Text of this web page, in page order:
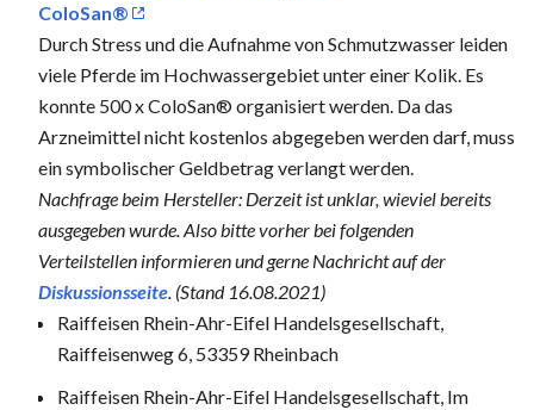
ColoSan®
Durch Stress und die Aufnahme von Schmutzwasser leiden
viele Pferde im Hochwassergebiet unter einer Kolik. Es
konnte 500 x ColoSan® organisiert werden. Da das
Arzneimittel nicht kostenlos abgegeben werden darf, muss
ein symbolischer Geldbetrag verlangt werden.
Nachfrage beim Hersteller: Derzeit ist unklar, wieviel bereits
ausgegeben wurde. Also bitte vorher bei folgenden
Verteilstellen informieren und gerne Nachricht auf der
Diskussionsseite. (Stand 16.08.2021)
Raiffeisen Rhein-Ahr-Eifel Handelsgesellschaft,
Raiffeisenweg 6, 53359 Rheinbach
Raiffeisen Rhein-Ahr-Eifel Handelsgesellschaft, Im